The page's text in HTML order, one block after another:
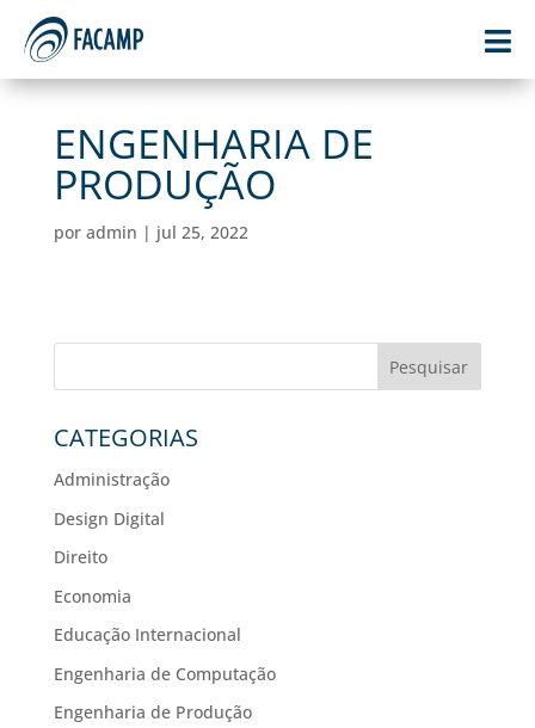

ENGENHARIA DE
PRODUÇÃO
por admin | jul 25, 2022
Pesquisar
CATEGORIAS
Administração
Design Digital
Direito
Economia
Educação Internacional
Engenharia de Computação
Engenharia de Produção